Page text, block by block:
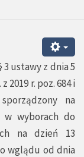
ustawy z dnia 5
2019 r. poz. 684 i
na
w wyborach do
na dzień 13
wglądu od dnia